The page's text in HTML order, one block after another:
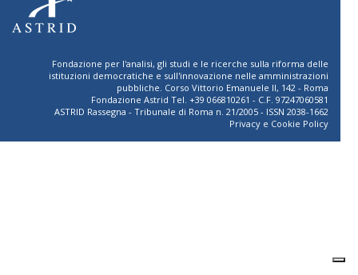
Fondazione per l'analisi, gli studi e le ricerche sulla riforma delle
istituzioni democratiche e sull'innovazione nelle amministrazioni
pubbliche. Corso Vittorio Emanuele II, 142 - Roma
Fondazione Astrid Tel. +39 066810261 - C.F. 97247060581
ASTRID Rassegna - Tribunale di Roma n. 21/2005 - ISSN 2038-1662
Privacy e Cookie Policy